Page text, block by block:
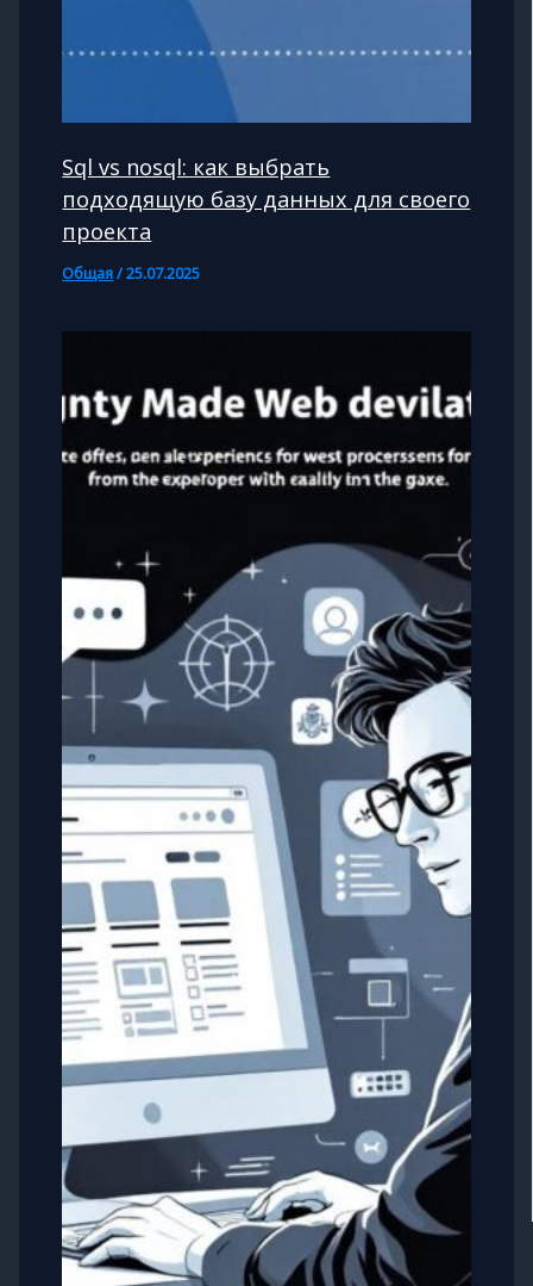
Sql vs nosql: как выбрать
подходящую базу данных для своего
проекта
Общая/25.07.2025